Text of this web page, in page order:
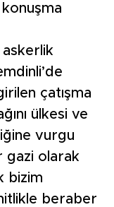
askerlik
çatışma
ülkesi ve
vurgu
gazi olarak
bizim
beraber